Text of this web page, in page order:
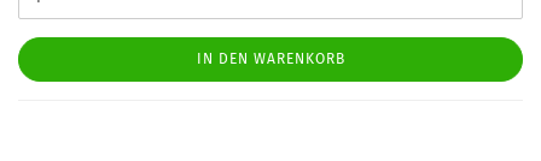
IN DEN WARENKORB